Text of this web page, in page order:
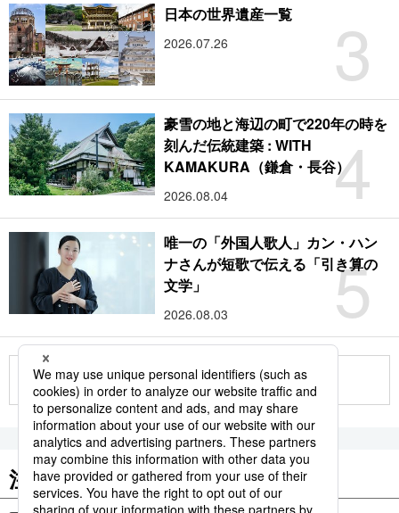
3
日本の世界遺産一覧
2026.07.26
4
豪雪の地と海辺の町で220年の時を
刻んだ伝統建築 : WITH
KAMAKURA（鎌倉・長谷）
2026.08.04
5
唯一の「外国人歌人」カン・ハン
ナさんが短歌で伝える「引き算の
文学」
2026.08.03
もっと見る
注目のキーワード